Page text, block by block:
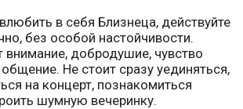
в себя Близнеца, действуйте
без особой настойчивости.
внимание, добродушие, чувство
Не стоит сразу уединяться,
на концерт, познакомиться
шумную вечеринку.